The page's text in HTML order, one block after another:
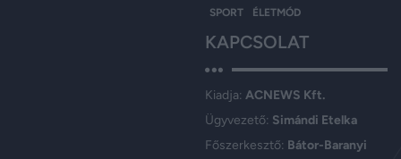
SPORT
ÉLETMÓD
KAPCSOLAT
Kiadja: ACNEWS Kft.
Ügyvezető: Simándi Etelka
Főszerkesztő: Bátor-Baranyi